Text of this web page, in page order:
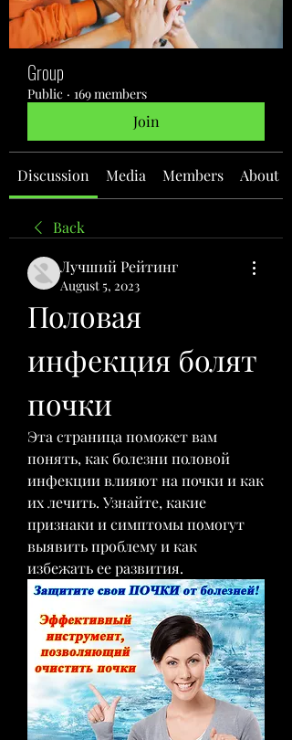
Group
Public · 169 members
Join
Discussion Media Members About
Back
Лучший Рейтинг
August 5, 2023
Половая
инфекция болят
почки
Эта страница поможет вам
понять, как болезни половой
инфекции влияют на почки и как
их лечить. Узнайте, какие
признаки и симптомы помогут
выявить проблему и как
избежать ее развития.